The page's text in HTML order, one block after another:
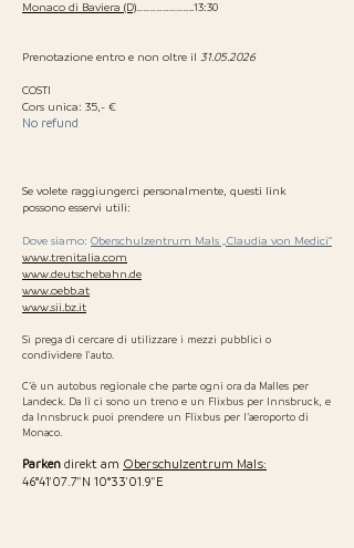
Monaco di Baviera (D) ……………………..13:30
Prenotazione entro e non oltre il 31.05.2026
COSTI
Cors unica: 35,- €
No refund
Se volete raggiungerci personalmente, questi link
possono esservi utili:
Dove siamo: Oberschulzentrum Mals „Claudia von Medici“
www.trenitalia.com
www.deutschebahn.de
www.oebb.at
www.sii.bz.it
Si prega di cercare di utilizzare i mezzi pubblici o
condividere l'auto.
C’è un autobus regionale che parte ogni ora da Malles per
Landeck. Da lì ci sono un treno e un Flixbus per Innsbruck, e
da Innsbruck puoi prendere un Flixbus per l’aeroporto di
Monaco.
Parken direkt am Oberschulzentrum Mals:
46°41'07.7"N 10°33'01.9"E